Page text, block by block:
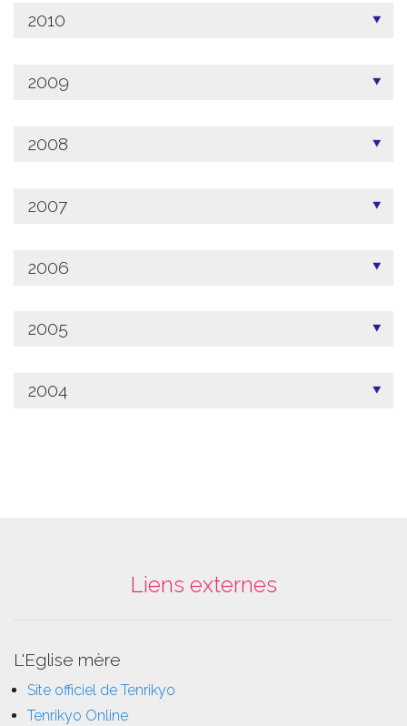
2010
2009
2008
2007
2006
2005
2004
Liens externes
L'Eglise mère
Site officiel de Tenrikyo
Tenrikyo Online